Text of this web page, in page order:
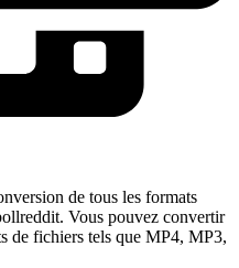
de tous les formats
Vous pouvez convertir
de fichiers tels que MP4, MP3,